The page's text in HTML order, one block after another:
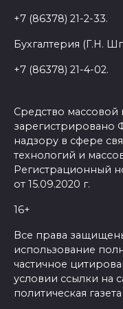
+7 (86378) 21-2-33.
Бухгалтерия (Г.Н.
+7 (86378) 21-4-02.
Средство
зарегистрировано
надзору в сфере
технологий и
Регистрационный
от 15.09.2020 г.
16+
Все права
использование
частичное
условии ссылки на
политическая